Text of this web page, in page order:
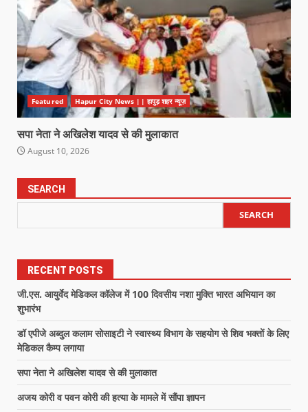
Featured Hapur City News || हापुड़ शहर न्यूज़
सपा नेता ने अखिलेश यादव से की मुलाकात
August 10, 2026
SEARCH
SEARCH
RECENT POSTS
जी.एस. आयुर्वेद मेडिकल कॉलेज में 100 दिवसीय नशा मुक्ति भारत अभियान का
शुभारंभ
डॉ एपीजे अब्दुल कलाम सोसाइटी ने स्वास्थ्य विभाग के सहयोग से शिव भक्तों के लिए
मेडिकल कैम्प लगाया
सपा नेता ने अखिलेश यादव से की मुलाकात
अजय कोरी व पवन कोरी की हत्या के मामले में सौंपा ज्ञापन